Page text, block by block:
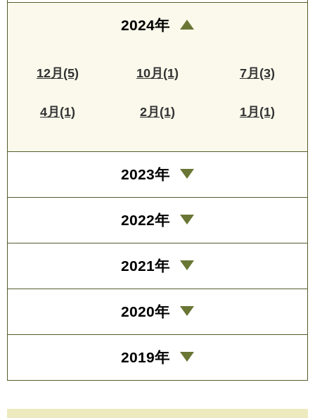
2024年
12月(5) 10月(1) 7月(3)
4月(1) 2月(1) 1月(1)
2023年
2022年
2021年
2020年
2019年